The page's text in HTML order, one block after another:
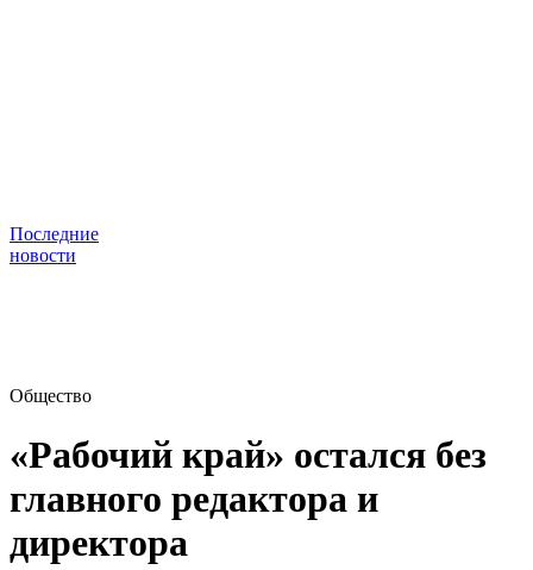
Последние
новости
Общество
«Рабочий край» остался без
главного редактора и
директора